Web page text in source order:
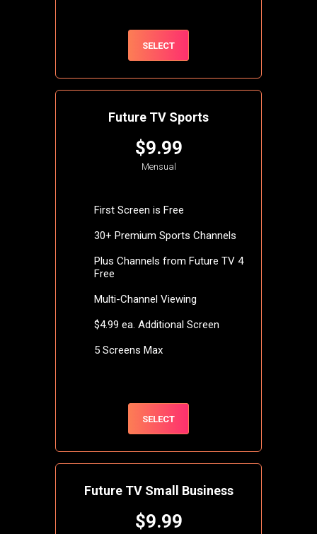
SELECT
Future TV Sports
$9.99
Mensual
First Screen is Free
30+ Premium Sports Channels
Plus Channels from Future TV 4
Free
Multi-Channel Viewing
$4.99 ea. Additional Screen
5 Screens Max
SELECT
Future TV Small Business
$9.99